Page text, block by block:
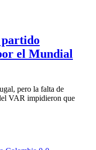
el Mundial
pero la falta de
VAR impidieron que